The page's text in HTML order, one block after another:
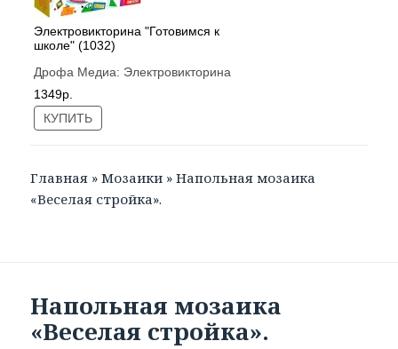
Электровикторина "Готовимся к
школе" (1032)
Дрофа Медиа: Электровикторина
1349р.
КУПИТЬ
Главная »Мозаики »Напольная мозаика
«Веселая стройка».
Напольная мозаика
«Веселая стройка».